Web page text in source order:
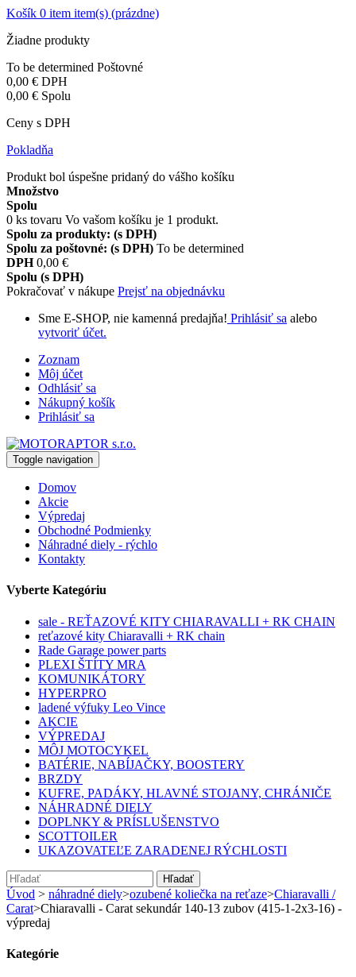
Košík 0 item item(s) (prázdne)
Žiadne produkty
To be determined Poštovné
0,00 € DPH
0,00 € Spolu
Ceny s DPH
Pokladňa
Produkt bol úspešne pridaný do vášho košíku
Množstvo
Spolu
0 ks tovaru Vo vašom košíku je 1 produkt.
Spolu za produkty: (s DPH)
Spolu za poštovné: (s DPH) To be determined
DPH 0,00 €
Spolu (s DPH)
Pokračovať v nákupe Prejsť na objednávku
Sme E-SHOP, nie kamenná predajňa! Prihlásiť sa alebo
vytvoriť účet.
Zoznam
Môj účet
Odhlásiť sa
Nákupný košík
Prihlásiť sa
Toggle navigation
Domov
Akcie
Výpredaj
Obchodné Podmienky
Náhradné diely - rýchlo
Kontakty
Vyberte Kategóriu
sale - REŤAZOVÉ KITY CHIARAVALLI + RK CHAIN
reťazové kity Chiaravalli + RK chain
Rade Garage power parts
PLEXI ŠTÍTY MRA
KOMUNIKÁTORY
HYPERPRO
ladené výfuky Leo Vince
AKCIE
VÝPREDAJ
MÔJ MOTOCYKEL
BATÉRIE, NABÍJAČKY, BOOSTERY
BRZDY
KUFRE, PADÁKY, HLAVNÉ STOJANY, CHRÁNIČE
NÁHRADNÉ DIELY
DOPLNKY & PRÍSLUŠENSTVO
SCOTTOILER
UKAZOVATEĽE ZARADENEJ RÝCHLOSTI
Hľadať
Úvod > náhradné diely>ozubené koliečka na reťaze>Chiaravalli /
Carat>Chiaravalli - Carat sekundár 140-13 zubov (415-1-2x3-16) -
výpredaj
Kategórie